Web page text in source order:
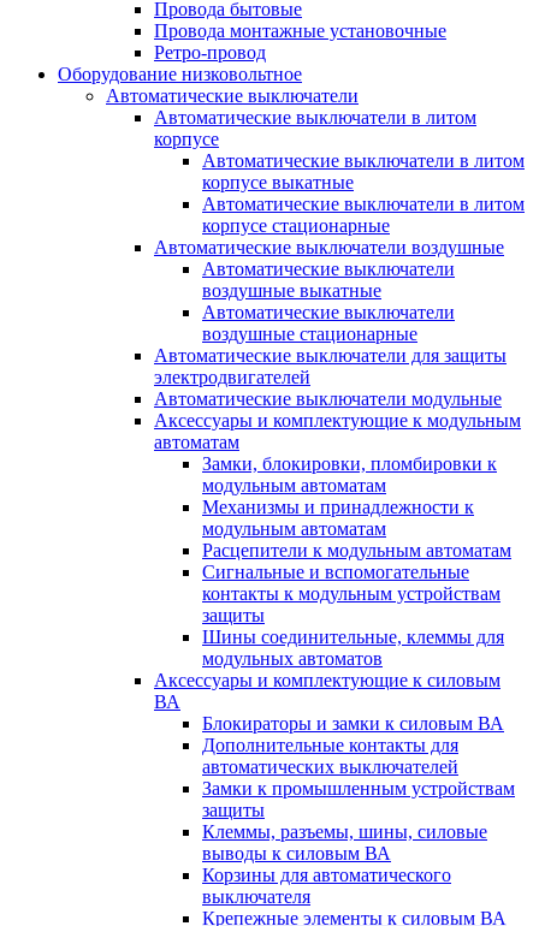
Провода бытовые
Провода монтажные установочные
Ретро-провод
Оборудование низковольтное
Автоматические выключатели
Автоматические выключатели в литом
корпусе
Автоматические выключатели в литом
корпусе выкатные
Автоматические выключатели в литом
корпусе стационарные
Автоматические выключатели воздушные
Автоматические выключатели
воздушные выкатные
Автоматические выключатели
воздушные стационарные
Автоматические выключатели для защиты
электродвигателей
Автоматические выключатели модульные
Аксессуары и комплектующие к модульным
автоматам
Замки, блокировки, пломбировки к
модульным автоматам
Механизмы и принадлежности к
модульным автоматам
Расцепители к модульным автоматам
Сигнальные и вспомогательные
контакты к модульным устройствам
защиты
Шины соединительные, клеммы для
модульных автоматов
Аксессуары и комплектующие к силовым
ВА
Блокираторы и замки к силовым ВА
Дополнительные контакты для
автоматических выключателей
Замки к промышленным устройствам
защиты
Клеммы, разъемы, шины, силовые
выводы к силовым ВА
Корзины для автоматического
выключателя
Крепежные элементы к силовым ВА